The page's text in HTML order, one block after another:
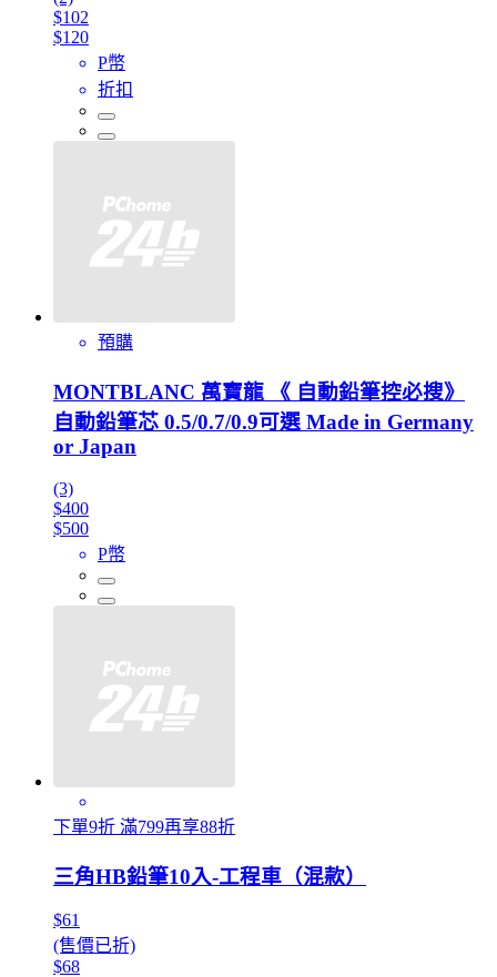
$102
$120
P幣
折扣
預購
MONTBLANC 萬寶龍 《 自動鉛筆控必搜》
自動鉛筆芯 0.5/0.7/0.9可選 Made in Germany
or Japan
(3)
$400
$500
P幣
下單9折 滿799再享88折
三角HB鉛筆10入-工程車（混款）
$61
(售價已折)
$68